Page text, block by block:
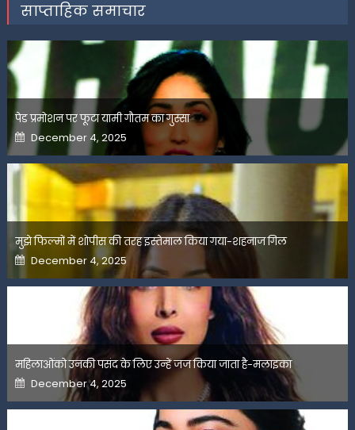
साप्ताहिक समाचार
पेड प्रमोशन पर फूटा यामी गौतम का गुस्सा
Posted
on
December 4, 2025
मुझे फिल्मों में शोपीस की तरह इस्तेमाल किया गया-शहनाज गिल
Posted
on
December 4, 2025
महिलाओंको उनकी पसंद के लिए उन्हें जज किया जाता है-मलाइका
Posted
on
December 4, 2025